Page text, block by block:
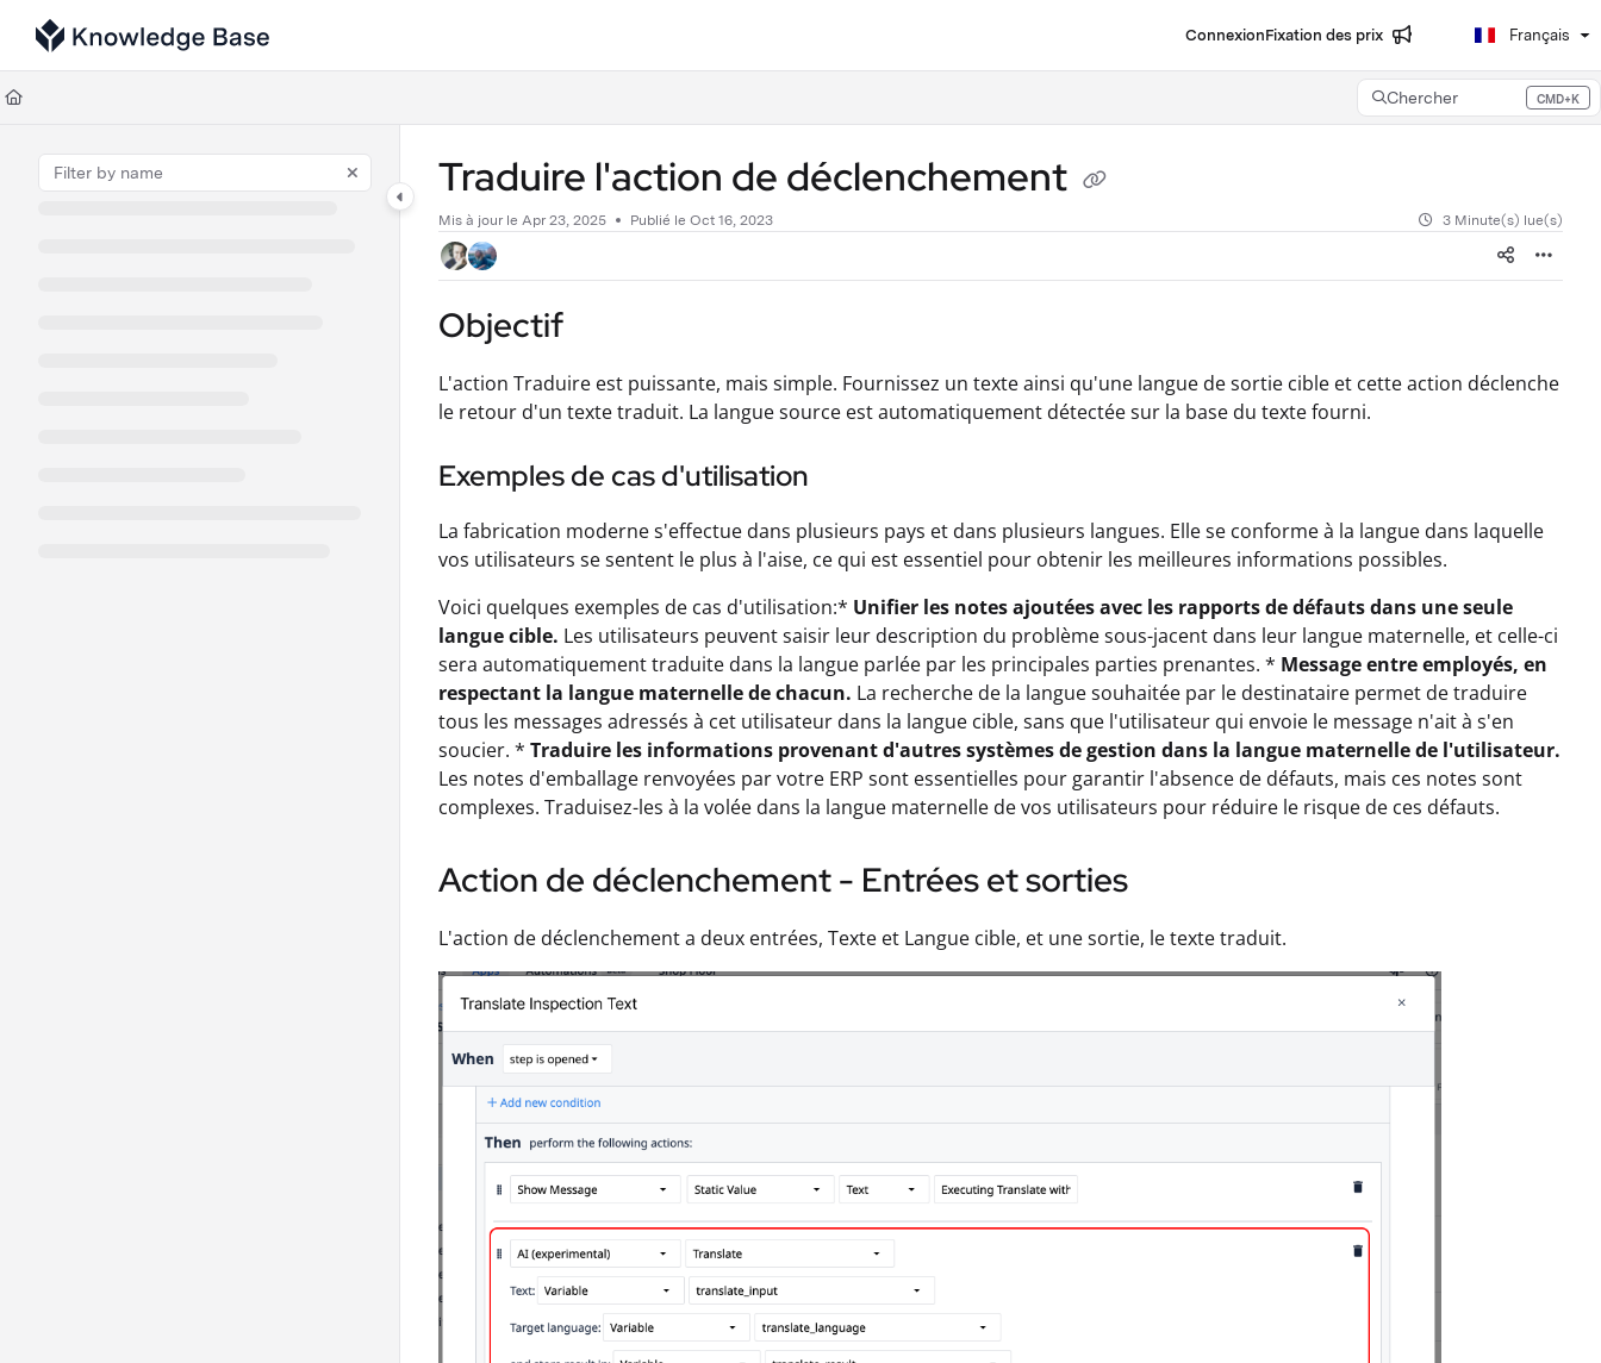
Documentation Index
Fetch the complete documentation index at:
Use this file to discover all available pages before exploring further.
ConnexionFixation des prix Français
Chercher CMD+K
Press CMD+K to open search
Traduire l'action de déclenchement
Mis à jour le Apr 23, 2025 Publié le Oct 16, 2023 3 Minute(s) lue(s)
Objectif
L'action Traduire est puissante, mais simple. Fournissez un texte ainsi qu'une langue de sortie cible et cette action déclenche
le retour d'un texte traduit. La langue source est automatiquement détectée sur la base du texte fourni.
Exemples de cas d'utilisation
La fabrication moderne s'effectue dans plusieurs pays et dans plusieurs langues. Elle se conforme à la langue dans laquelle
vos utilisateurs se sentent le plus à l'aise, ce qui est essentiel pour obtenir les meilleures informations possibles.
Voici quelques exemples de cas d'utilisation:* Unifier les notes ajoutées avec les rapports de défauts dans une seule
langue cible. Les utilisateurs peuvent saisir leur description du problème sous-jacent dans leur langue maternelle, et celle-ci
sera automatiquement traduite dans la langue parlée par les principales parties prenantes. * Message entre employés, en
respectant la langue maternelle de chacun. La recherche de la langue souhaitée par le destinataire permet de traduire
tous les messages adressés à cet utilisateur dans la langue cible, sans que l'utilisateur qui envoie le message n'ait à s'en
soucier. * Traduire les informations provenant d'autres systèmes de gestion dans la langue maternelle de l'utilisateur.
Les notes d'emballage renvoyées par votre ERP sont essentielles pour garantir l'absence de défauts, mais ces notes sont
complexes. Traduisez-les à la volée dans la langue maternelle de vos utilisateurs pour réduire le risque de ces défauts.
Action de déclenchement - Entrées et sorties
L'action de déclenchement a deux entrées, Texte et Langue cible, et une sortie, le texte traduit.